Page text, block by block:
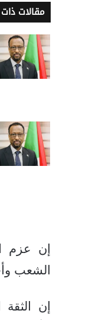
مقالات
إن عزم
الشعب
‏إن